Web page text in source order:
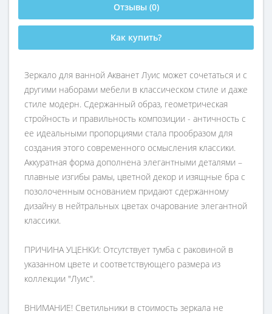
Отзывы (0)
Как купить?
Зеркало для ванной Акванет Луис может сочетаться и с
другими наборами мебели в классическом стиле и даже
стиле модерн. Сдержанный образ, геометрическая
стройность и правильность композиции - античность с
ее идеальными пропорциями стала прообразом для
создания этого современного осмысления классики.
Аккуратная форма дополнена элегантными деталями –
плавные изгибы рамы, цветной декор и изящные бра с
позолоченным основанием придают сдержанному
дизайну в нейтральных цветах очарование элегантной
классики.
ПРИЧИНА УЦЕНКИ: Отсутствует тумба с раковиной в
указанном цвете и соответствующего размера из
коллекции "Луис".
ВНИМАНИЕ! Светильники в стоимость зеркала не